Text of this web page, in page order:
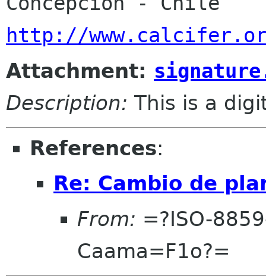
http://
Attachment:
Description: This is a
References:
Re: Cambio de
From: =?ISO-
Caama=F1o?=